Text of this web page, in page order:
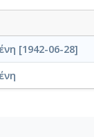
[1942-06-28]